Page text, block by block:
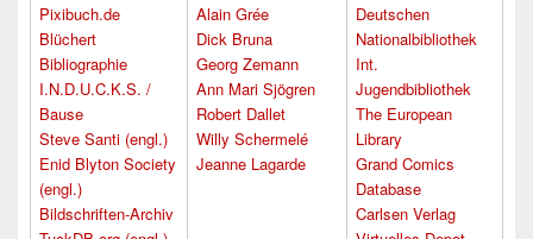
Pixibuch.de
Blüchert
Bibliographie
I.N.D.U.C.K.S. /
Bause
Steve Santi (engl.)
Enid Blyton Society
(engl.)
Bildschriften-Archiv
Alain Grée
Dick Bruna
Georg Zemann
Ann Mari Sjögren
Robert Dallet
Willy Schermelé
Jeanne Lagarde
Deutschen
Nationalbibliothek
Int.
Jugendbibliothek
The European
Library
Grand Comics
Database
Carlsen Verlag